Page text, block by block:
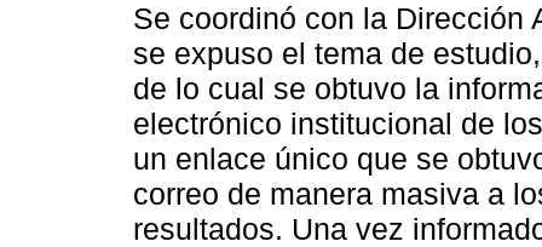
Se coordinó con la Dirección
se expuso el tema de
de lo cual se obtuvo la
electrónico institucional de
un enlace único que se
correo de manera masiva a
resultados. Una vez